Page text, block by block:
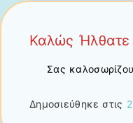
Καλώς Ήλθατε
Σας
Δημοσιεύθηκε στις